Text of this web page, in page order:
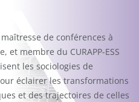
de conférences à
et membre du CURAPP-ESS
les sociologies de
éclairer les transformations
et des trajectoires de celles